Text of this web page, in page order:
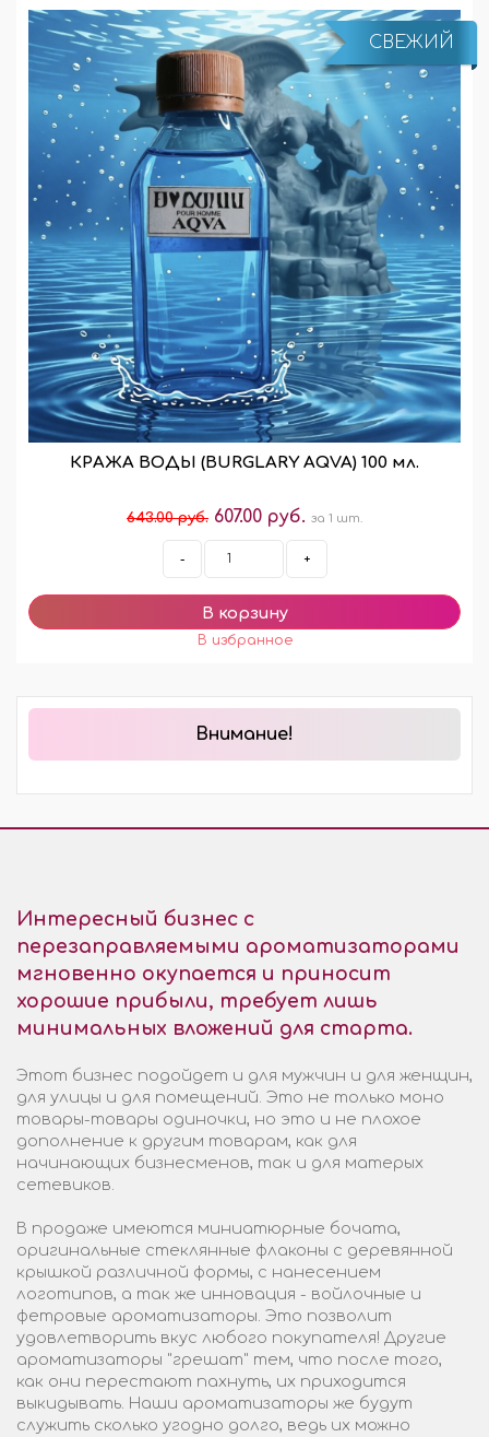
СВЕЖИЙ
КРАЖА ВОДЫ (BURGLARY AQVA) 100 мл.
643.00 руб. 607.00 руб. за 1 шт.
- +
Внимание!
Интересный бизнес с
перезаправляемыми ароматизаторами
мгновенно окупается и приносит
хорошие прибыли, требует лишь
минимальных вложений для старта.
Этот бизнес подойдет и для мужчин и для женщин,
для улицы и для помещений. Это не только моно
товары-товары одиночки, но это и не плохое
дополнение к другим товарам, как для
начинающих бизнесменов, так и для матерых
сетевиков.
В продаже имеются миниатюрные бочата,
оригинальные стеклянные флаконы с деревянной
крышкой различной формы, с нанесением
логотипов, а так же инновация - войлочные и
фетровые ароматизаторы. Это позволит
удовлетворить вкус любого покупателя! Другие
ароматизаторы "грешат" тем, что после того,
как они перестают пахнуть, их приходится
выкидывать. Наши ароматизаторы же будут
служить сколько угодно долго, ведь их можно